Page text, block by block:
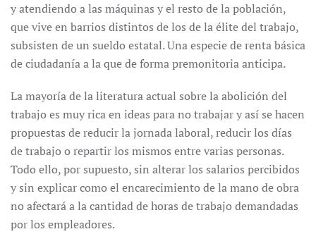
y atendiendo a las máquinas y el resto de la población,
que vive en barrios distintos de los de la élite del trabajo,
subsisten de un sueldo estatal. Una especie de renta básica
de ciudadanía a la que de forma premonitoria anticipa.
La mayoría de la literatura actual sobre la abolición del
trabajo es muy rica en ideas para no trabajar y así se hacen
propuestas de reducir la jornada laboral, reducir los días
de trabajo o repartir los mismos entre varias personas.
Todo ello, por supuesto, sin alterar los salarios percibidos
y sin explicar como el encarecimiento de la mano de obra
no afectará a la cantidad de horas de trabajo demandadas
por los empleadores.